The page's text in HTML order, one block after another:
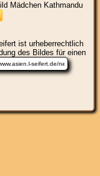
Mädchen Kathmandu
ist urheberrechtlich
des Bildes für einen